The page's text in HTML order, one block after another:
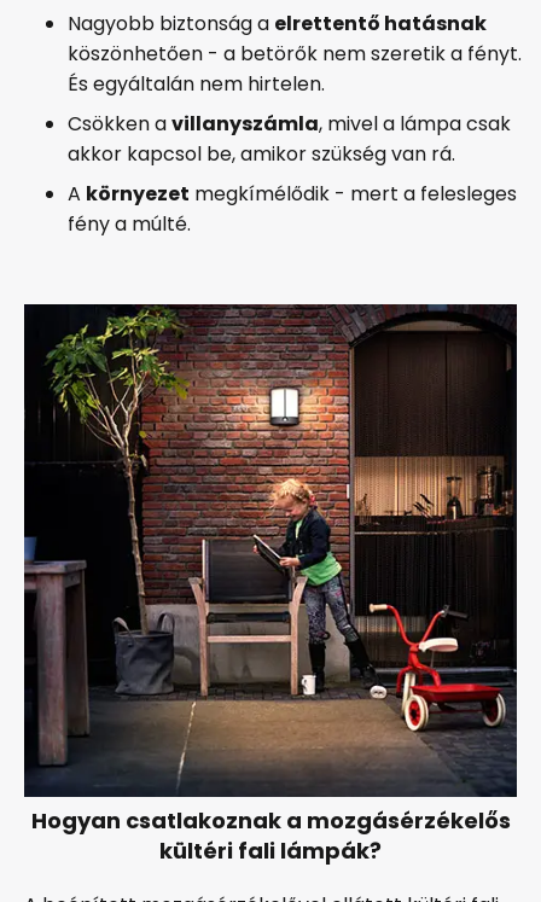
Nagyobb biztonság a elrettentő hatásnak
köszönhetően - a betörők nem szeretik a fényt.
És egyáltalán nem hirtelen.
Csökken avillanyszámla, mivel a lámpa csak
akkor kapcsol be, amikor szükség van rá.
A környezet megkímélődik - mert a felesleges
fény a múlté.
Hogyan csatlakoznak a mozgásérzékelős
kültéri fali lámpák?